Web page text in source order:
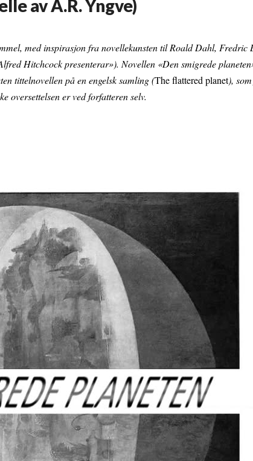
av A.R. Yngve)
med inspirasjon fra novellekunsten til Roald Dahl, Fredric
Hitchcock presenterar»). Novellen «Den smigrede
tittelnovellen på en engelsk samling (The flattered planet),
oversettelsen er ved forfatteren selv.